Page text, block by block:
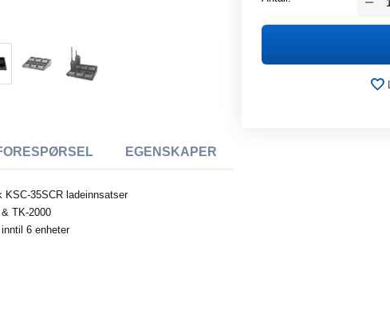
EGENSKAPER
KSC-35SCR ladeinnsatser
TK-2000
6 enheter